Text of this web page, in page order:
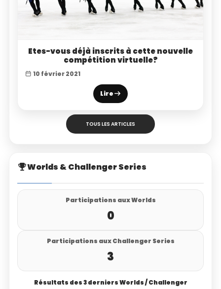
Etes-vous déjà inscrits à cette nouvelle
compétition virtuelle?
10 février 2021
Lire
TOUS LES ARTICLES
Worlds & Challenger Series
Participations aux Worlds
0
Participations aux Challenger Series
3
Résultats des 3 derniers Worlds / Challenger